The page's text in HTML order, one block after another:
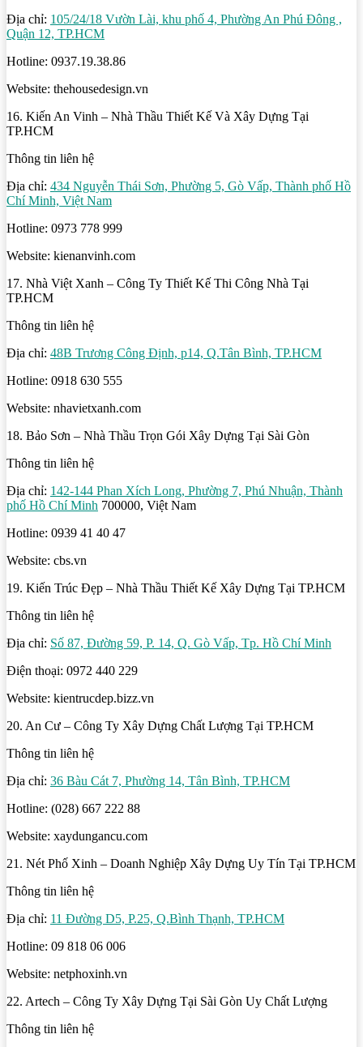
Địa chỉ: 105/24/18 Vườn Lài, khu phố 4, Phường An Phú Đông ,
Quận 12, TP.HCM
Hotline: 0937.19.38.86
Website: thehousedesign.vn
16. Kiến An Vinh – Nhà Thầu Thiết Kế Và Xây Dựng Tại
TP.HCM
Thông tin liên hệ
Địa chỉ: 434 Nguyễn Thái Sơn, Phường 5, Gò Vấp, Thành phố Hồ
Chí Minh, Việt Nam
Hotline: 0973 778 999
Website: kienanvinh.com
17. Nhà Việt Xanh – Công Ty Thiết Kế Thi Công Nhà Tại
TP.HCM
Thông tin liên hệ
Địa chỉ: 48B Trương Công Định, p14, Q.Tân Bình, TP.HCM
Hotline: 0918 630 555
Website: nhavietxanh.com
18. Bảo Sơn – Nhà Thầu Trọn Gói Xây Dựng Tại Sài Gòn
Thông tin liên hệ
Địa chỉ: 142-144 Phan Xích Long, Phường 7, Phú Nhuận, Thành
phố Hồ Chí Minh 700000, Việt Nam
Hotline: 0939 41 40 47
Website: cbs.vn
19. Kiến Trúc Đẹp – Nhà Thầu Thiết Kế Xây Dựng Tại TP.HCM
Thông tin liên hệ
Địa chỉ: Số 87, Đường 59, P. 14, Q. Gò Vấp, Tp. Hồ Chí Minh
Điện thoại: 0972 440 229
Website: kientrucdep.bizz.vn
20. An Cư – Công Ty Xây Dựng Chất Lượng Tại TP.HCM
Thông tin liên hệ
Địa chỉ: 36 Bàu Cát 7, Phường 14, Tân Bình, TP.HCM
Hotline: (028) 667 222 88
Website: xaydungancu.com
21. Nét Phố Xinh – Doanh Nghiệp Xây Dựng Uy Tín Tại TP.HCM
Thông tin liên hệ
Địa chỉ: 11 Đường D5, P.25, Q.Bình Thạnh, TP.HCM
Hotline: 09 818 06 006
Website: netphoxinh.vn
22. Artech – Công Ty Xây Dựng Tại Sài Gòn Uy Chất Lượng
Thông tin liên hệ